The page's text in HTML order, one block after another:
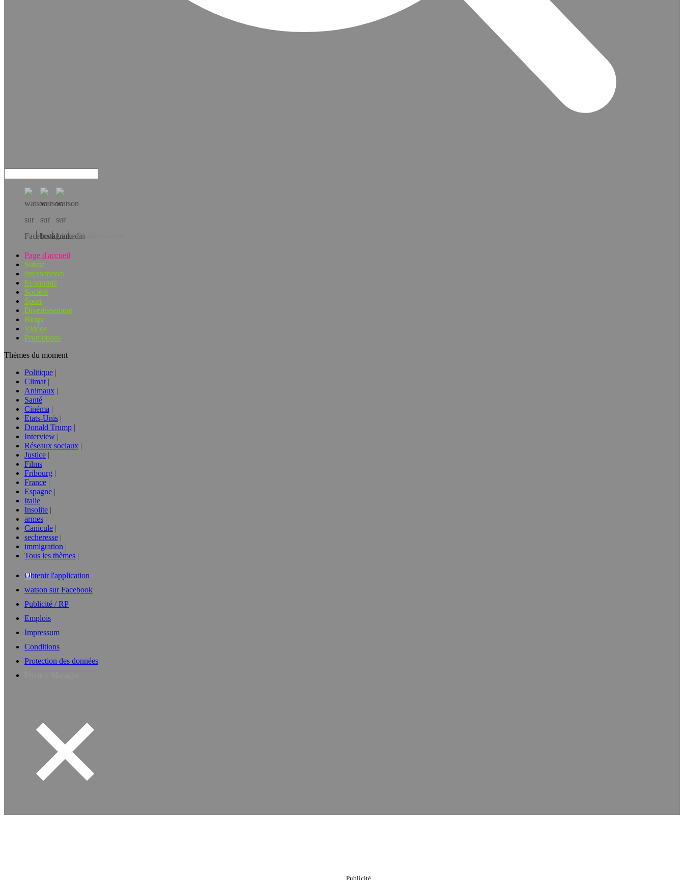
Téléchargez l’app!
Page d'accueil
Suisse
International
Economie
Société
Sport
Divertissement
Blogs
Vidéos
Promotions
Thèmes du moment
Politique
Climat
Animaux
Santé
Cinéma
Etats-Unis
Donald Trump
Interview
Réseaux sociaux
Justice
Films
Fribourg
France
Espagne
Italie
Insolite
armes
Canicule
secheresse
immigration
Tous les thèmes
Obtenir l'application
watson sur Facebook
Publicité / RP
Emplois
Impressum
Conditions
Protection des données